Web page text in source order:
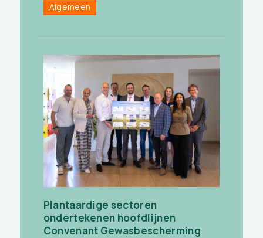
Algemeen
Plantaardige sectoren
ondertekenen hoofdlijnen
Convenant Gewasbescherming